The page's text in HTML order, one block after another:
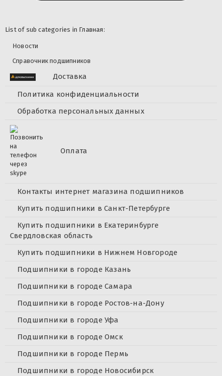
List of sub categories in Главная:
Новости
Справочник подшипников
Доставка
Политика конфиденциальности
Обработка персональных данных
Оплата
Контакты интернет магазина подшипников
Купить подшипники в Санкт-Петербурге
Купить подшипники в Екатеринбурге
Свердловская область
Купить подшипники в Нижнем Новгороде
Подшипники в городе Казань
Подшипники в городе Самара
Подшипники в городе Ростов-на-Дону
Подшипники в городе Уфа
Подшипники в городе Омск
Подшипники в городе Пермь
Подшипники в городе Новосибирск